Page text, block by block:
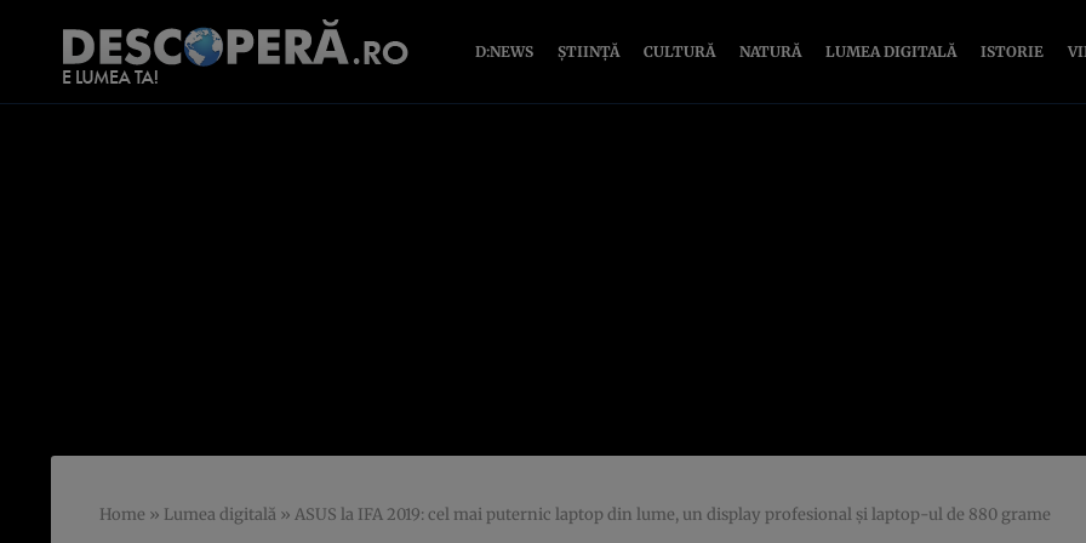
D:NEWS ȘTIINȚĂ CULTURĂ NATURĂ LUMEA DIGITALĂ ISTORIE
Home » Lumea digitală » ASUS la IFA 2019: cel mai puternic laptop din lume, un display profesional şi laptop-ul de 880 grame